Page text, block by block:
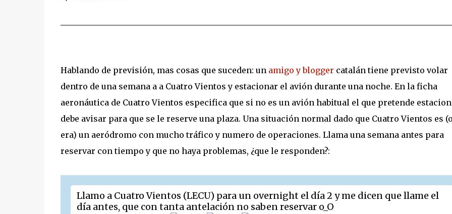
Hablando de previsión, mas cosas que suceden: un amigo y blogger catalán tiene previsto volar
dentro de una semana a a Cuatro Vientos y estacionar el avión durante una noche. En la ficha
aeronáutica de Cuatro Vientos especifica que si no es un avión habitual el que pretende
debe avisar para que se le reserve una plaza. Una situación normal dado que Cuatro Vientos es (o
era) un aeródromo con mucho tráfico y numero de operaciones. Llama una semana antes para
reservar con tiempo y que no haya problemas, ¿que le responden?:
Llamo a Cuatro Vientos (LECU) para un overnight el día 2 y me dicen que llame el
día antes, que con tanta antelación no saben reservar o_O